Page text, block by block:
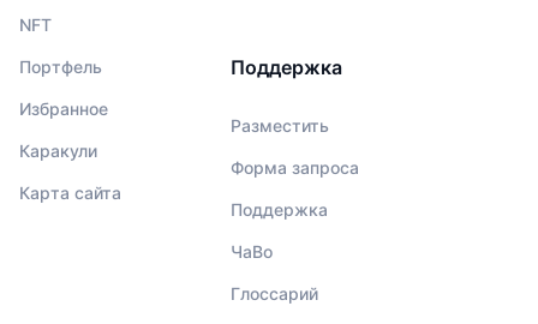
NFT
Портфель
Избранное
Каракули
Карта сайта
Поддержка
Разместить
Форма запроса
Поддержка
ЧаВо
Глоссарий